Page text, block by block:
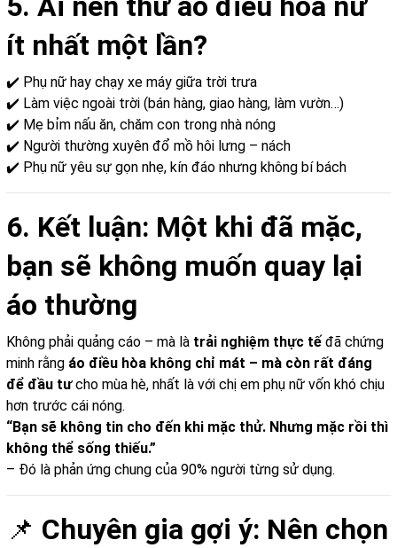
ít nhất một lần?
✔️ Phụ nữ hay chạy xe máy giữa trời trưa
✔️ Làm việc ngoài trời (bán hàng, giao hàng, làm vườn…)
✔️ Mẹ bỉm nấu ăn, chăm con trong nhà nóng
✔️ Người thường xuyên đổ mồ hôi lưng – nách
✔️ Phụ nữ yêu sự gọn nhẹ, kín đáo nhưng không bí bách
6. Kết luận: Một khi đã mặc,
bạn sẽ không muốn quay lại
áo thường
Không phải quảng cáo – mà là trải nghiệm thực tế đã chứng
minh rằng áo điều hòa không chỉ mát – mà còn rất đáng
để đầu tưcho mùa hè, nhất là với chị em phụ nữ vốn khó chịu
hơn trước cái nóng.
“Bạn sẽ không tin cho đến khi mặc thử. Nhưng mặc rồi thì
không thể sống thiếu.”
– Đó là phản ứng chung của 90% người từng sử dụng.
📌 Chuyên gia gợi ý: Nên chọn